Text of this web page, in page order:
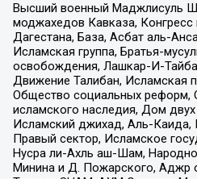
Высший военный Маджлисуль
моджахедов Кавказа, Конгресс
Дагестана, База, Асбат аль-
Исламская группа, Братья-
освобождения, Лашкар-И-
Движение Талибан, Исламская
Общество социальных реформ,
исламского наследия, Дом
Исламский джихад, Аль-Каида,
Правый сектор, Исламское
Нусра ли-Ахль аш-Шам,
Минина и Д. Пожарского, Аджр